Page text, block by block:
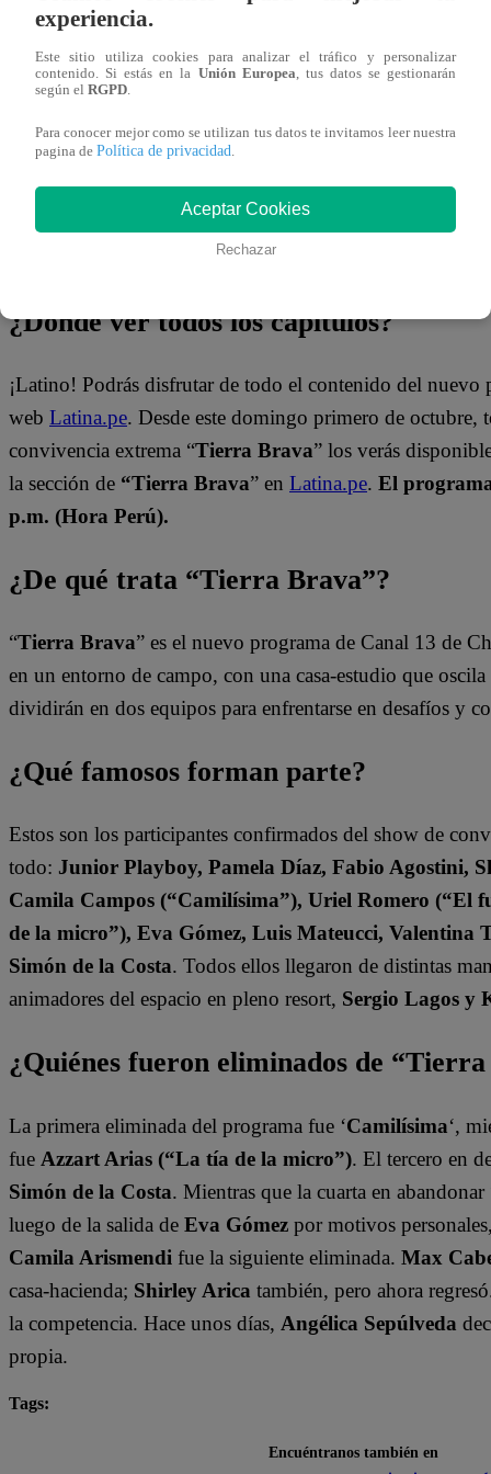
sobre confesar sus secretos anónimamente y también
Mira el momento que se vivió en “Tierra Brava”
¿Dónde ver todos los capítulos?
¡Latino! Podrás disfrutar de todo el contenido del nuevo
web Latina.pe. Desde este domingo primero de
convivencia extrema “Tierra Brava” los verás
la sección de “Tierra Brava” en Latina.pe. El
p.m. (Hora Perú).
¿De qué trata “Tierra Brava”?
“Tierra Brava” es el nuevo programa de Canal 13 de
en un entorno de campo, con una casa-estudio que
dividirán en dos equipos para enfrentarse en desafíos y
¿Qué famosos forman parte?
Estos son los participantes confirmados del show de
todo: Junior Playboy, Pamela Díaz, Fabio Agostini,
Camila Campos (“Camilísima”), Uriel Romero (“El
de la micro”), Eva Gómez, Luis Mateucci, Valentina
Simón de la Costa. Todos ellos llegaron de distintas
animadores del espacio en pleno resort, Sergio Lagos y
¿Quiénes fueron eliminados de
La primera eliminada del programa fue ‘Camilísima‘,
fue Azzart Arias (“La tía de la micro”). El tercero en
Simón de la Costa. Mientras que la cuarta en abandonar
luego de la salida de Eva Gómez por motivos
Camila Arismendi fue la siguiente eliminada. Max
casa-hacienda; Shirley Arica también, pero ahora
la competencia. Hace unos días, Angélica Sepúlveda
propia.
Tags:
experiencia.
Este sitio utiliza cookies para analizar el tráfico y personalizar
contenido. Si estás en la Unión Europea, tus datos se gestionarán
según el RGPD.
Para conocer mejor como se utilizan tus datos te invitamos leer nuestra
pagina de Política de privacidad.
Aceptar Cookies
Rechazar
Encuéntranos también en